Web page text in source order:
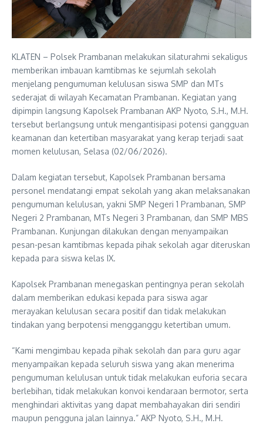
KLATEN – Polsek Prambanan melakukan silaturahmi sekaligus
memberikan imbauan kamtibmas ke sejumlah sekolah
menjelang pengumuman kelulusan siswa SMP dan MTs
sederajat di wilayah Kecamatan Prambanan. Kegiatan yang
dipimpin langsung Kapolsek Prambanan AKP Nyoto, S.H., M.H.
tersebut berlangsung untuk mengantisipasi potensi gangguan
keamanan dan ketertiban masyarakat yang kerap terjadi saat
momen kelulusan, Selasa (02/06/2026).
Dalam kegiatan tersebut, Kapolsek Prambanan bersama
personel mendatangi empat sekolah yang akan melaksanakan
pengumuman kelulusan, yakni SMP Negeri 1 Prambanan, SMP
Negeri 2 Prambanan, MTs Negeri 3 Prambanan, dan SMP MBS
Prambanan. Kunjungan dilakukan dengan menyampaikan
pesan-pesan kamtibmas kepada pihak sekolah agar diteruskan
kepada para siswa kelas IX.
Kapolsek Prambanan menegaskan pentingnya peran sekolah
dalam memberikan edukasi kepada para siswa agar
merayakan kelulusan secara positif dan tidak melakukan
tindakan yang berpotensi mengganggu ketertiban umum.
“Kami mengimbau kepada pihak sekolah dan para guru agar
menyampaikan kepada seluruh siswa yang akan menerima
pengumuman kelulusan untuk tidak melakukan euforia secara
berlebihan, tidak melakukan konvoi kendaraan bermotor, serta
menghindari aktivitas yang dapat membahayakan diri sendiri
maupun pengguna jalan lainnya.” AKP Nyoto, S.H., M.H.